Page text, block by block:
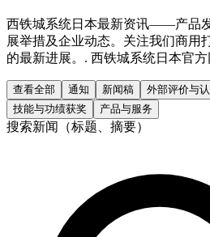
西铁城系统日本最新资讯——产品
展举措及企业动态。关注我们商用
的最新进展。. 西铁城系统日本官方
查看全部 通知 新闻稿 外部评价与
技能与功绩获奖
产品与服务
搜索新闻（标题、摘要）